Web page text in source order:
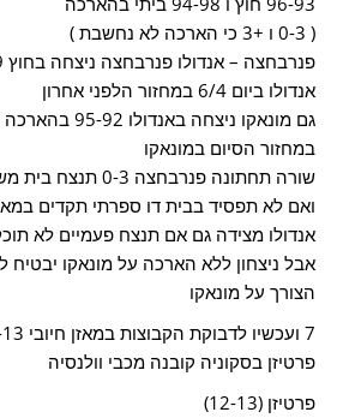
( 0-3 ו +3 כי הארכה לא נחשבת )
אנדולו ביום 6/4 במחזור הלפני אחרון
גם מונאקו ניצחה
במחזור הסיום במונאקו
שורה תחתונה
ואם לא תפסיד בבית דו ספרתי תקדים
אנדולו מצידה גם אם תנצח פעמיים לא
אבל ניצחון ללא הארכה על מונאקו יבטיח
הצורך על מונאקו
פרטיזן בסקוניה קובנה מכבי וולנסיה
פרטיזן (12-13)